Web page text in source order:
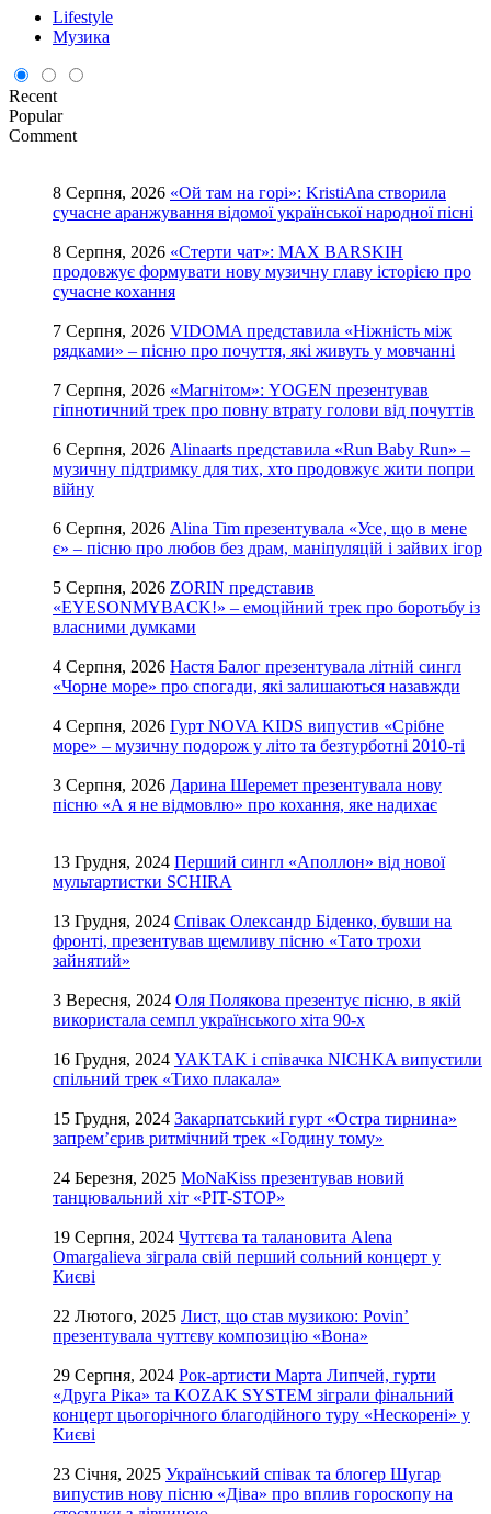
Lifestyle
Музика
Recent
Popular
Comment
8 Серпня, 2026 «Ой там на горі»: KristiAna створила
сучасне аранжування відомої української народної пісні
8 Серпня, 2026 «Стерти чат»: MAX BARSKIH
продовжує формувати нову музичну главу історією про
сучасне кохання
7 Серпня, 2026 VIDOMA представила «Ніжність між
рядками» – пісню про почуття, які живуть у мовчанні
7 Серпня, 2026 «Магнітом»: YOGEN презентував
гіпнотичний трек про повну втрату голови від почуттів
6 Серпня, 2026 Alinaarts представила «Run Baby Run» –
музичну підтримку для тих, хто продовжує жити попри
війну
6 Серпня, 2026 Alina Tim презентувала «Усе, що в мене
є» – пісню про любов без драм, маніпуляцій і зайвих ігор
5 Серпня, 2026 ZORIN представив
«EYESONMYBACK!» – емоційний трек про боротьбу із
власними думками
4 Серпня, 2026 Настя Балог презентувала літній сингл
«Чорне море» про спогади, які залишаються назавжди
4 Серпня, 2026 Гурт NOVA KIDS випустив «Срібне
море» – музичну подорож у літо та безтурботні 2010-ті
3 Серпня, 2026 Дарина Шеремет презентувала нову
пісню «А я не відмовлю» про кохання, яке надихає
13 Грудня, 2024 Перший сингл «Аполлон» від нової
мультартистки SCHIRA
13 Грудня, 2024 Співак Олександр Біденко, бувши на
фронті, презентував щемливу пісню «Тато трохи
зайнятий»
3 Вересня, 2024 Оля Полякова презентує пісню, в якій
використала семпл українського хіта 90-х
16 Грудня, 2024 YAKTAK і співачка NICHKA випустили
спільний трек «Тихо плакала»
15 Грудня, 2024 Закарпатський гурт «Остра тирнина»
запрем’єрив ритмічний трек «Годину тому»
24 Березня, 2025 MoNaKiss презентував новий
танцювальний хіт «PIT-STOP»
19 Серпня, 2024 Чуттєва та талановита Alena
Omargalieva зіграла свій перший сольний концерт у
Києві
22 Лютого, 2025 Лист, що став музикою: Povin’
презентувала чуттєву композицію «Вона»
29 Серпня, 2024 Рок-артисти Марта Липчей, гурти
«Друга Ріка» та KOZAK SYSTEM зіграли фінальний
концерт цьогорічного благодійного туру «Нескорені» у
Києві
23 Січня, 2025 Український співак та блогер Шугар
випустив нову пісню «Діва» про вплив гороскопу на